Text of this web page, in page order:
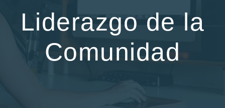
Liderazgo de la
Comunidad